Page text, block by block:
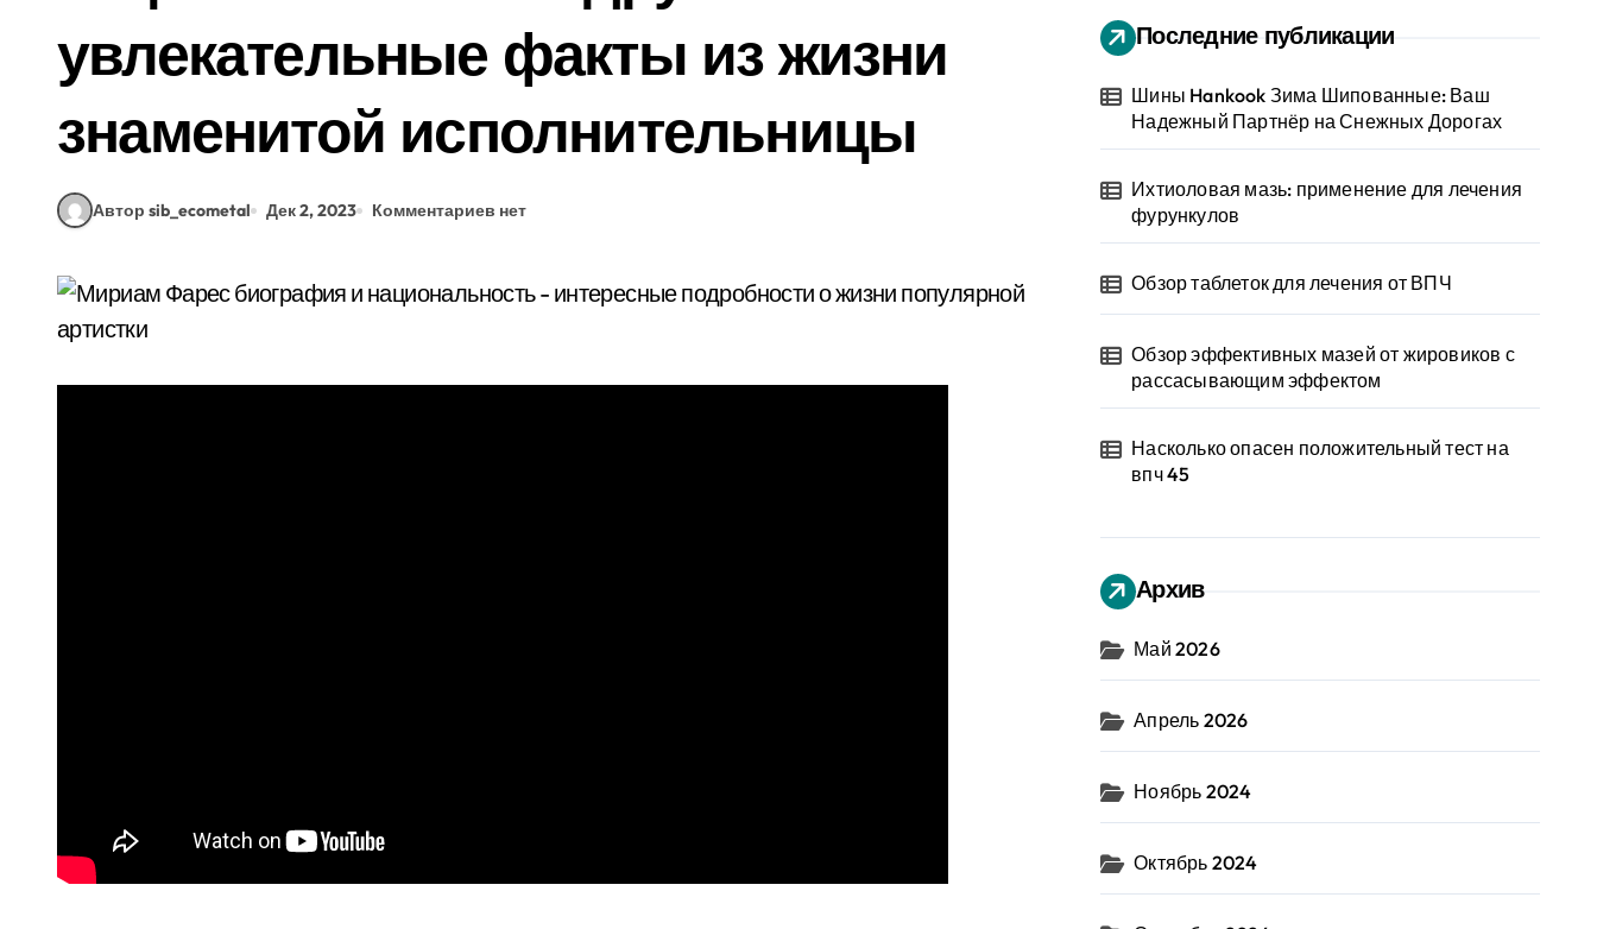
увлекательные факты из жизни
знаменитой исполнительницы
Автор sib_ecometal Дек 2, 2023 Комментариев нет
Последние публикации
Шины Hankook Зима Шипованные: Ваш
Надежный Партнёр на Снежных Дорогах
Ихтиоловая мазь: применение для лечения
фурункулов
Обзор таблеток для лечения от ВПЧ
Обзор эффективных мазей от жировиков с
рассасывающим эффектом
Насколько опасен положительный тест на
впч 45
Архив
Май 2026
Апрель 2026
Ноябрь 2024
Октябрь 2024